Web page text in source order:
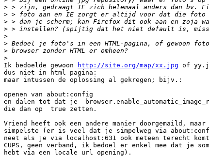
>
>
>
>
>
>
>
>
Ik bedoelde gewoon
http://site.org/map/xx.jpg of
dus niet in html pagina:
maar intussen de oplossing al gekregen; bijv.:
openen van about:config
en dalen tot dat je
die dan op  true zetten.
Vriend heeft ook een andere manier doorgemaild,
simpelste (er is veel dat je simpelweg via
neet als je via localhost:631 ook meteen terecht
CUPS, geen verband, ik bedoel er enkel mee dat je
hebt via een locale url opening).